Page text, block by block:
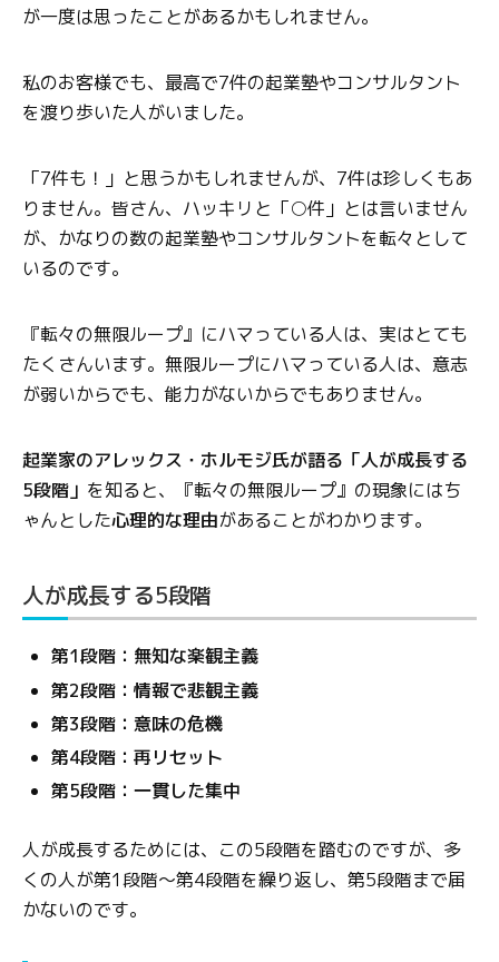
が一度は思ったことがあるかもしれません。
私のお客様でも、最高で7件の起業塾やコンサルタント
を渡り歩いた人がいました。
「7件も！」と思うかもしれませんが、7件は珍しくもあ
りません。皆さん、ハッキリと「○件」とは言いません
が、かなりの数の起業塾やコンサルタントを転々として
いるのです。
『転々の無限ループ』にハマっている人は、実はとても
たくさんいます。無限ループにハマっている人は、意志
が弱いからでも、能力がないからでもありません。
起業家のアレックス・ホルモジ氏が語る「人が成長する
5段階」 を知ると、『転々の無限ループ』の現象にはち
ゃんとした心理的な理由があることがわかります。
人が成長する5段階
第1段階：無知な楽観主義
第2段階：情報で悲観主義
第3段階：意味の危機
第4段階：再リセット
第5段階：一貫した集中
人が成長するためには、この5段階を踏むのですが、多
くの人が第1段階〜第4段階を繰り返し、第5段階まで届
かないのです。